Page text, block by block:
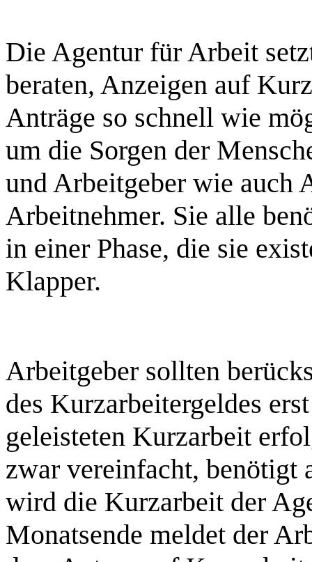
Die Agentur für Arbeit
beraten, Anzeigen auf
Anträge so schnell wie
um die Sorgen der
und Arbeitgeber wie auch
Arbeitnehmer. Sie alle
in einer Phase, die sie
Klapper.
Arbeitgeber sollten
des Kurzarbeitergeldes
geleisteten Kurzarbeit
zwar vereinfacht, benötigt
wird die Kurzarbeit der
Monatsende meldet der